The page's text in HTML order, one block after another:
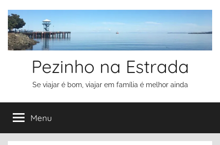
para
conteúdo
Pezinho na Estrada
Se viajar é bom, viajar em família é melhor ainda
Menu